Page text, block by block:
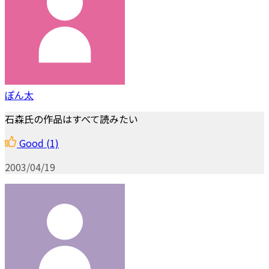
ぽん太
石森氏の作品はすべて読みたい
Good (1)
2003/04/19